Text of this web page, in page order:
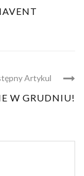
Artykul
W GRUDNIU!